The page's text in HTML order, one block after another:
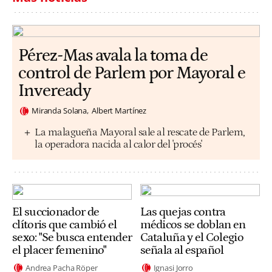
Pérez-Mas avala la toma de
control de Parlem por Mayoral e
Inveready
Miranda Solana Albert Martínez
La malagueña Mayoral sale al rescate de Parlem,
la operadora nacida al calor del 'procés'
El succionador de
clítoris que cambió el
sexo: "Se busca entender
el placer femenino"
Andrea Pacha Röper
Las quejas contra
médicos se doblan en
Cataluña y el Colegio
señala al español
Ignasi Jorro